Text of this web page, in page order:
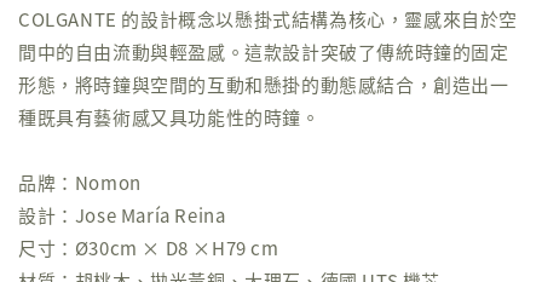
COLGANTE 的設計概念以懸掛式結構為核心，靈感來自於空
間中的自由流動與輕盈感。這款設計突破了傳統時鐘的固定
形態，將時鐘與空間的互動和懸掛的動態感結合，創造出一
種既具有藝術感又具功能性的時鐘。
品牌：Nomon
設計：Jose María Reina
尺寸：Ø30cm × D8 ×H79 cm